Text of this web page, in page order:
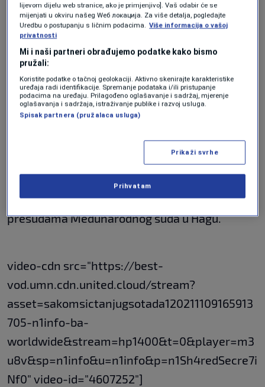
glasniku BiH”, broj: 46/21).
Kao dokaz iznijetih tvrdnji IGK je predao
materijalni dokaz iz medija u kome se jasno i
nedvosmisleno vidi negiranje genocida u
Srebrenici, što je krivično djelo.
Podsjetimo, član predsjedništva BiH Željko
Komšić prekinuo je intervju za Tanjug nakon
što je novinar genocid u Srebrenici nazvao
"strašnim zločinom" te rekao da se ne slaže sa
presudama Međunarodnog suda u Hagu.
video-cdn src="https://best-
vod.umn.cdn.united.cloud/stream?
asset=sakomsictanjugsotada120211109165913
705-n1info-ba-
worldwide&stream=hp1400&t=0&player=m3
u8v&sp=n1info&u=n1info&p=n1Sh4redSecre7i
Nf0" video-id="4607252"]
lijevom dijelu web stranice, ako je primjenjivo]. Vaš odabir će se
mijenjati u okviru našeg Wеб локација. Za više detalja, pogledajte
Uredbu o postupanju s ličnim podacima. Više informacija o vašoj
privatnosti
Mi i naši partneri obrađujemo podatke kako bismo
pružali:
Koristite podatke o tačnoj geolokaciji. Aktivno skenirajte karakteristike
uređaja radi identifikacije. Spremanje podataka i/ili pristupanje
podacima na uređaju. Prilagođeno oglašavanje i sadržaj, mjerenje
oglašavanja i sadržaja, istraživanje publike i razvoj usluga.
Spisak partnera (pružalaca usluga)
Prikaži svrhe
Prihvatam